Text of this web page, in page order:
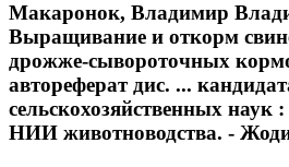
Макаронок, Владимир
Выращивание и откорм
дрожже-сывороточных
автореферат дис. ...
сельскохозяйственных наук
НИИ животноводства. -